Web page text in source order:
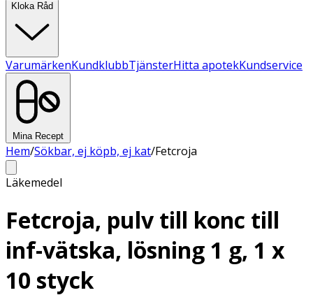
Kloka Råd
VarumärkenKundklubbTjänsterHitta apotekKundservice
Mina Recept
Hem/Sökbar, ej köpb, ej kat/Fetcroja
Läkemedel
Fetcroja, pulv till konc till
inf-vätska, lösning 1 g, 1 x
10 styck